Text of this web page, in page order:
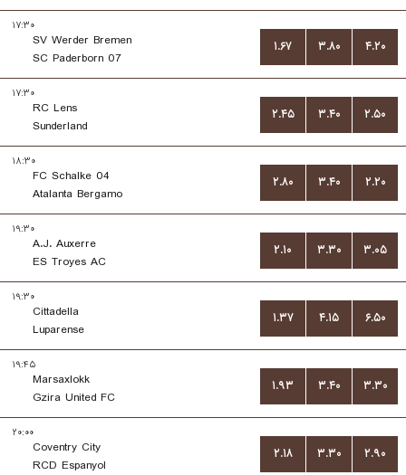
۱۷:۳۰
SV Werder Bremen
SC Paderborn 07
۱.۶۷ ۳.۸۰ ۴.۲۰
۱۷:۳۰
RC Lens
Sunderland
۲.۴۵ ۳.۴۰ ۲.۵۰
۱۸:۳۰
FC Schalke 04
Atalanta Bergamo
۲.۸۰ ۳.۴۰ ۲.۲۰
۱۹:۳۰
A.J. Auxerre
ES Troyes AC
۲.۱۰ ۳.۳۰ ۳.۰۵
۱۹:۳۰
Cittadella
Luparense
۱.۳۷ ۴.۱۵ ۶.۵۰
۱۹:۴۵
Marsaxlokk
Gzira United FC
۱.۹۳ ۳.۴۰ ۳.۳۰
۲۰:۰۰
Coventry City
RCD Espanyol
۲.۱۸ ۳.۳۰ ۲.۹۰